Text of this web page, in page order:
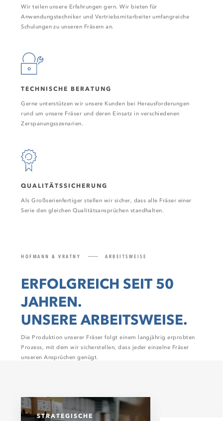
Wir teilen unsere Erfahrungen gern. Wir bieten für
Anwendungstechniker und Vertriebsmitarbeiter umfangreiche
Schulungen zu unseren Fräsern an.
TECHNISCHE BERATUNG
Gerne unterstützen wir unsere Kunden bei Herausforderungen
rund um unsere Fräser und deren Einsatz in verschiedenen
Zerspanungsszenarien.
QUALITÄTSSICHERUNG
Als Großserienfertiger stellen wir sicher, dass alle Fräser einer
Serie den gleichen Qualitätsansprüchen standhalten.
HOFMANN & VRATNY ARBEITSWEISE
ERFOLGREICH SEIT 50
JAHREN.
UNSERE ARBEITSWEISE.
Die Produktion unserer Fräser folgt einem langjährig erprobten
Prozess, mit dem wir sicherstellen, dass jeder einzelne Fräser
unseren Ansprüchen genügt.
STRATEGISCHE